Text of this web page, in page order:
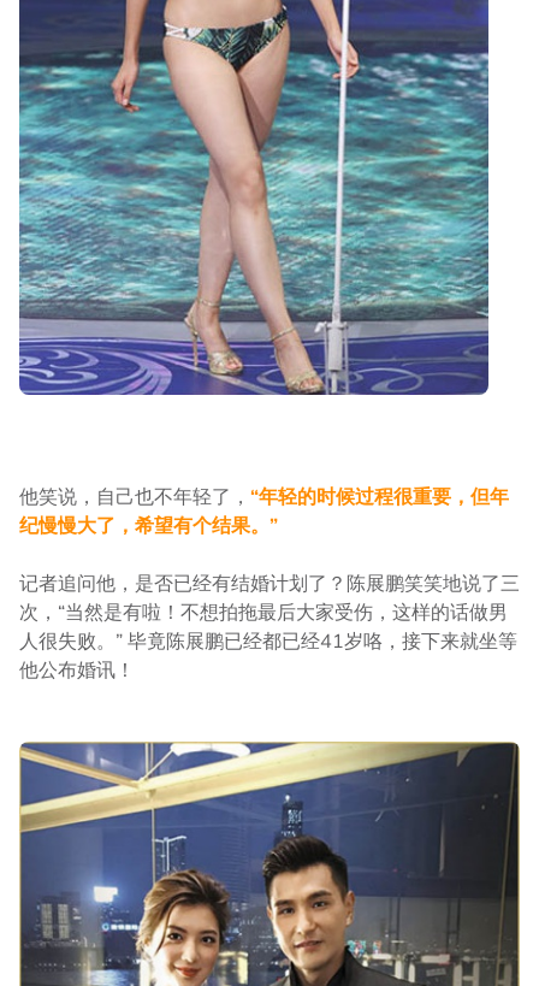
他笑说，自己也不年轻了， “年轻的时候过程很重要，但年
纪慢慢大了，希望有个结果。”
记者追问他，是否已经有结婚计划了？陈展鹏笑笑地说了三
次，“当然是有啦！不想拍拖最后大家受伤，这样的话做男
人很失败。” 毕竟陈展鹏已经都已经41岁咯，接下来就坐等
他公布婚讯！